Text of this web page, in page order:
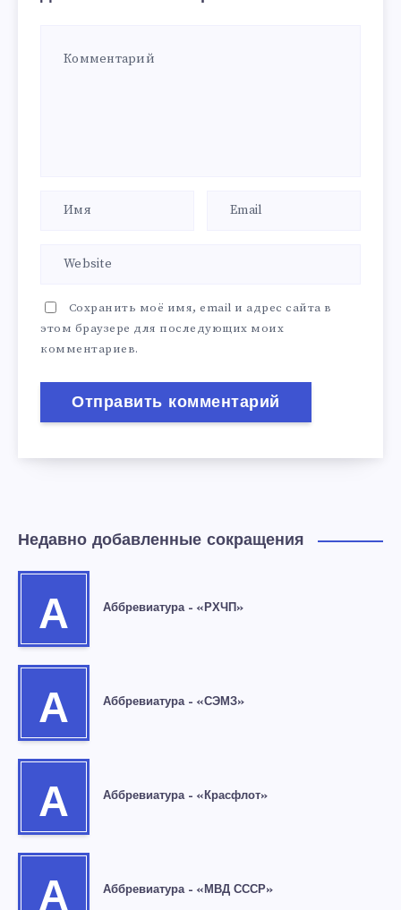
Сохранить моё имя, email и адрес сайта в
этом браузере для последующих моих
комментариев.
Недавно добавленные сокращения
А Аббревиатура – «РХЧП»
А Аббревиатура – «СЭМЗ»
А Аббревиатура – «Красфлот»
А Аббревиатура – «МВД СССР»